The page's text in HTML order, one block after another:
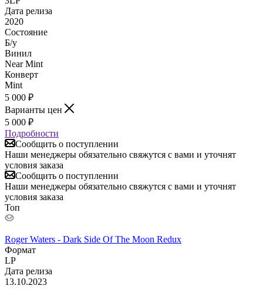
Дата релиза
2020
Состояние
Б/у
Винил
Near Mint
Конверт
Mint
5 000 ₽
Варианты цен
5 000 ₽
Подробности
Сообщить о поступлении
Наши менеджеры обязательно свяжутся с вами и уточнят
условия заказа
Сообщить о поступлении
Наши менеджеры обязательно свяжутся с вами и уточнят
условия заказа
Топ
Roger Waters - Dark Side Of The Moon Redux
Формат
LP
Дата релиза
13.10.2023